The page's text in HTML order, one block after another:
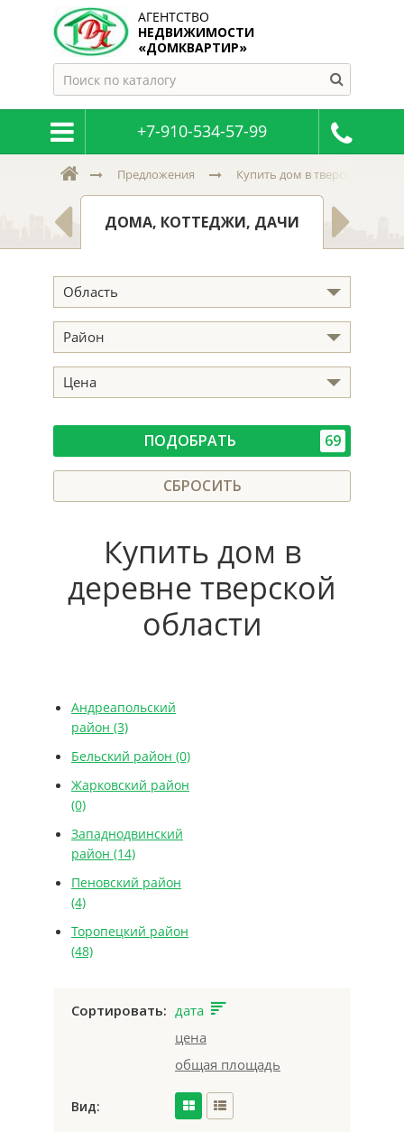
АГЕНТСТВО
НЕДВИЖИМОСТИ
«ДОМКВАРТИР»
+7-910-534-57-99
Предложения Купить дом в тверской и
ДОМА, КОТТЕДЖИ, ДАЧИ
Область
Район
Цена
ПОДОБРАТЬ 69
СБРОСИТЬ
Купить дом в
деревне тверской
области
Андреапольский
район (3)
Бельский район (0)
Жарковский район
(0)
Западнодвинский
район (14)
Пеновский район
(4)
Торопецкий район
(48)
Сортировать: дата
цена
общая площадь
Вид: